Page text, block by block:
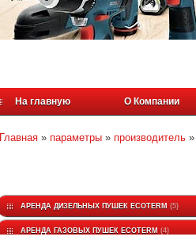
На главную О Компании
Главная » параметры » производитель »
АРЕНДА ДИЗЕЛЬНЫХ ПУШЕК ECOTERM 5
АРЕНДА ГАЗОВЫХ ПУШЕК ECOTERM 4